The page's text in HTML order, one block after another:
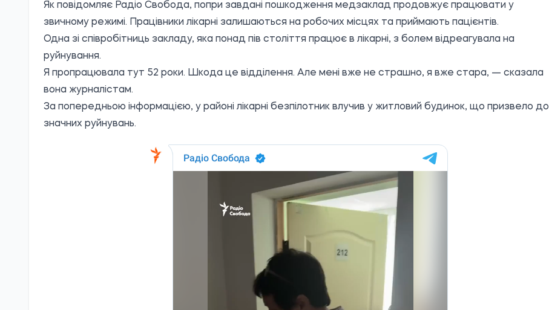
Як повідомляє Радіо Свобода, попри завдані пошкодження медзаклад продовжує працювати у
звичному режимі. Працівники лікарні залишаються на робочих місцях та приймають пацієнтів.
Одна зі співробітниць закладу, яка понад пів століття працює в лікарні, з болем відреагувала на
руйнування.
Я пропрацювала тут 52 роки. Шкода це відділення. Але мені вже не страшно, я вже стара, — сказала
вона журналістам.
За попередньою інформацією, у районі лікарні безпілотник влучив у житловий будинок, що призвело до
значних руйнувань.